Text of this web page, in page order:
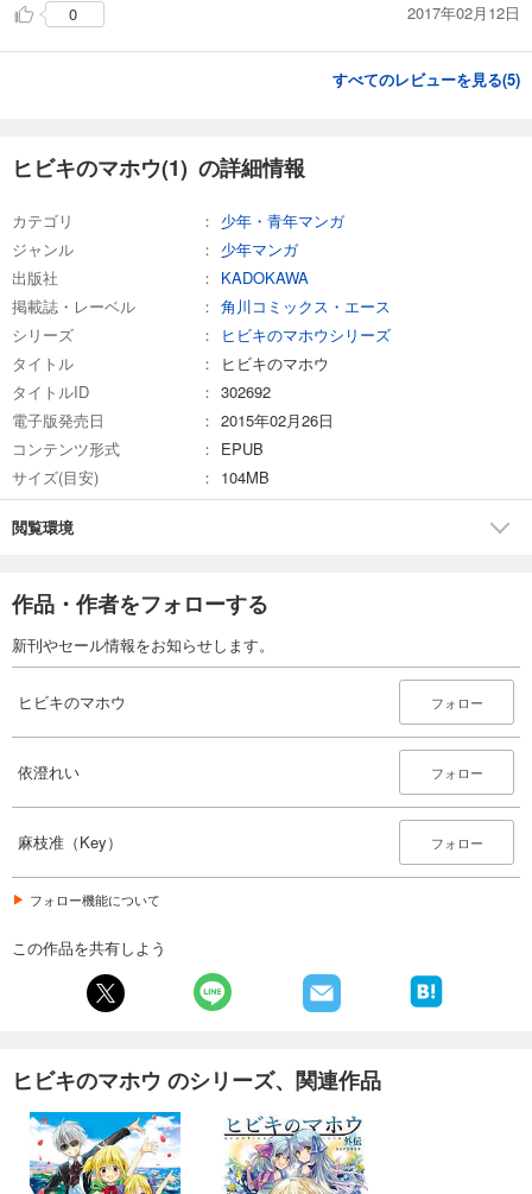
0 2017年02月12日
すべてのレビューを見る(5)
ヒビキのマホウ(1) の詳細情報
カテゴリ
少年・青年マンガ
ジャンル
少年マンガ
出版社
KADOKAWA
掲載誌・レーベル
角川コミックス・エース
シリーズ
ヒビキのマホウシリーズ
タイトル
ヒビキのマホウ
タイトルID
302692
電子版発売日
2015年02月26日
コンテンツ形式
EPUB
サイズ(目安)
104MB
閲覧環境
作品・作者をフォローする
新刊やセール情報をお知らせします。
ヒビキのマホウ フォロー
依澄れい フォロー
麻枝准（Key） フォロー
フォロー機能について
この作品を共有しよう
ヒビキのマホウ のシリーズ、関連作品